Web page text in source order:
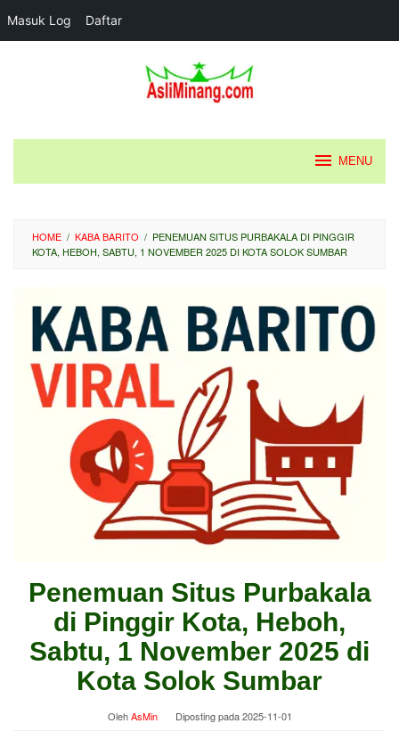
Masuk Log Daftar
MENU
HOME / KABA BARITO / PENEMUAN SITUS PURBAKALA DI PINGGIR
KOTA, HEBOH, SABTU, 1 NOVEMBER 2025 DI KOTA SOLOK SUMBAR
Penemuan Situs Purbakala
di Pinggir Kota, Heboh,
Sabtu, 1 November 2025 di
Kota Solok Sumbar
OlehAsMin Diposting pada2025-11-01